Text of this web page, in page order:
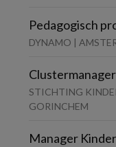
Pedagogisch
DYNAMO |
STICHTING
GORINCHEM
Manager